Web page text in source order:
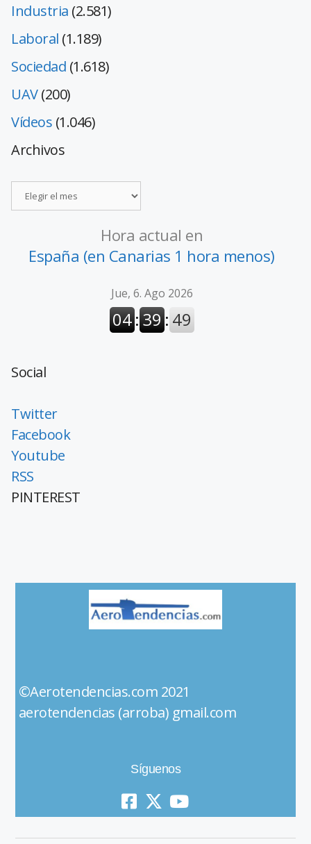
Industria (2.581)
Laboral (1.189)
Sociedad (1.618)
UAV(200)
Vídeos (1.046)
Archivos
Hora actual en
España (en Canarias 1 hora menos)
Social
Twitter
Facebook
Youtube
RSS
PINTEREST
©Aerotendencias.com 2021
aerotendencias (arroba) gmail.com
Síguenos